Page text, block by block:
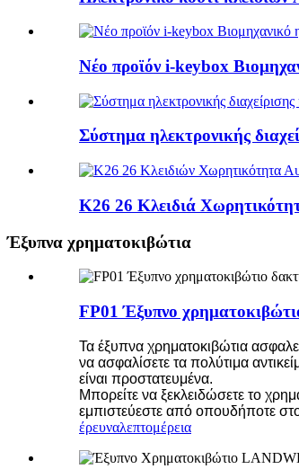
Νέο προϊόν i-keybox
Σύστημα ηλεκτρονικής
K26 26 Κλειδιά
Έξυπνα χρηματοκιβώτια
FP01 Έξυπνο
Τα έξυπνα χρηματοκιβώτια
να ασφαλίσετε τα πολύτιμα
είναι προστατευμένα.
Μπορείτε να ξεκλειδώσετε το
εμπιστεύεστε από οπουδήποτε
έρευναλεπτομέρεια